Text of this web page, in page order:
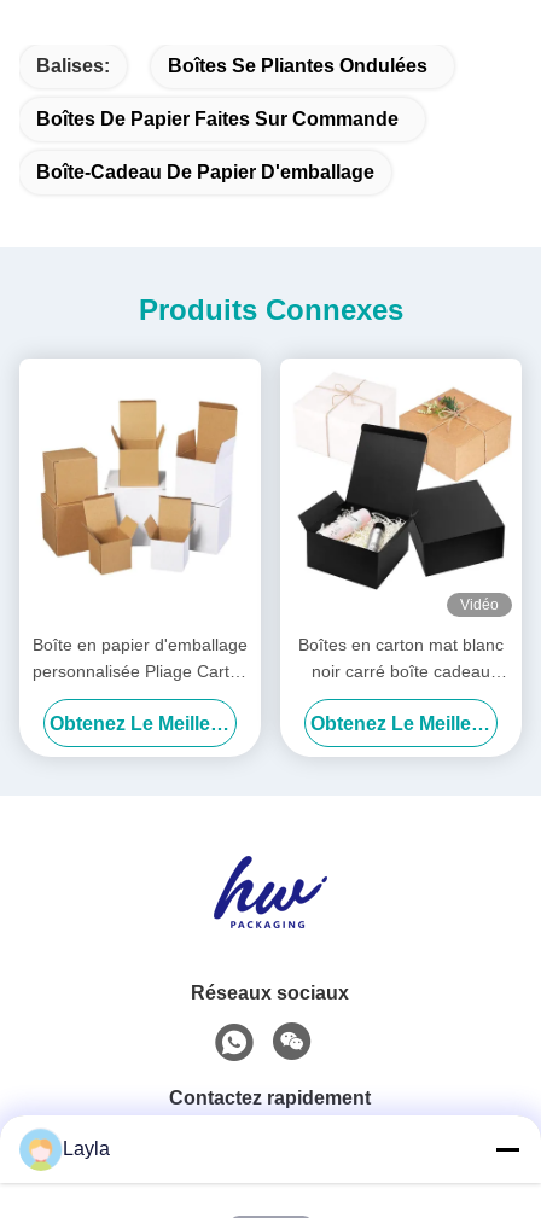
Balises: Boîtes Se Pliantes Ondulées
Boîtes De Papier Faites Sur Commande
Boîte-Cadeau De Papier D'emballage
Produits Connexes
Boîte en papier d'emballage
personnalisée Pliage Carton
en papier kraft Impression
de motifs Boîte en carton
ondulé
Obtenez Le Meilleur Prix
Vidéo
Boîtes en carton mat blanc
noir carré boîte cadeau
emballage rigide naturel
Obtenez Le Meilleur Prix
Réseaux sociaux
Contactez rapidement
0086-18688885859
Layla